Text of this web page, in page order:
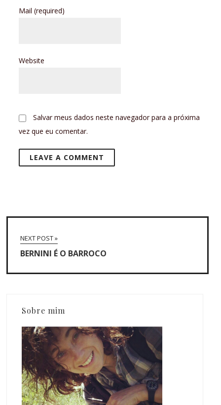
Mail(required)
Website
Salvar meus dados neste navegador para a próxima
vez que eu comentar.
NEXT POST »
BERNINI É O BARROCO
Sobre mim